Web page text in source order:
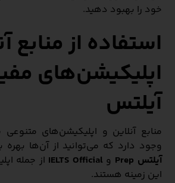
خود را بهبود دهید.
استفاده از منابع
اپلیکیشن‌های
آیلتس
منابع آنلاین و اپلیکیشن‌های متنوعی
وجود دارد که می‌توانید از آن‌ها بهره
آیلتس Prep
و IELTS Official از جمله
این زمینه هستند.